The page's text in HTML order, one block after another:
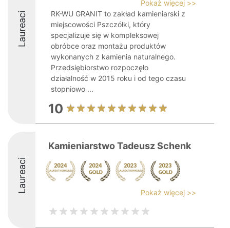
Laureaci
Pokaż więcej >>
RK-WU GRANIT to zakład kamieniarski z
miejscowości Pszczółki, który
specjalizuje się w kompleksowej
obróbce oraz montażu produktów
wykonanych z kamienia naturalnego.
Przedsiębiorstwo rozpoczęło
działalność w 2015 roku i od tego czasu
stopniowo ...
10
Laureaci
Kamieniarstwo Tadeusz Schenk
Pokaż więcej >>